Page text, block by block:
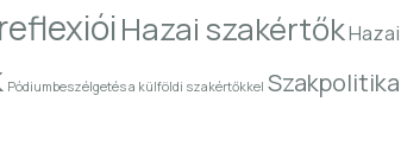
Hazai szakértők
Pódiumbeszélgetés a külföldi szakértőkkel